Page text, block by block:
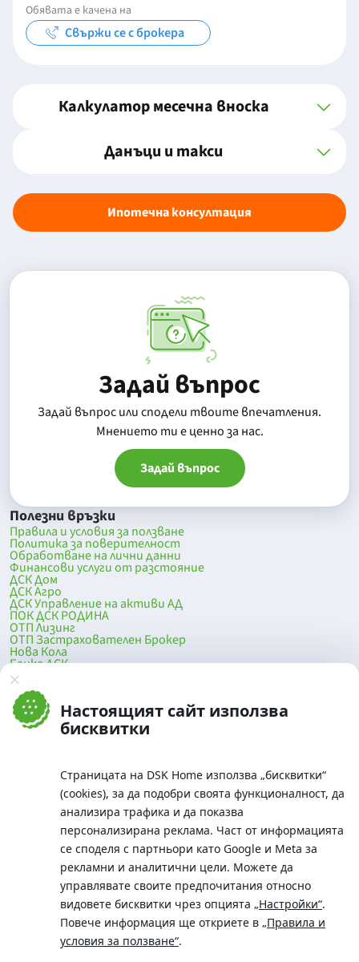
Настоящият сайт използва
бисквитки
Страницата на DSK Home използва „бисквитки“
(cookies), за да подобри своята функционалност, да
анализира трафика и да показва
персонализирана реклама. Част от информацията
се споделя с партньори като Google и Meta за
рекламни и аналитични цели. Можете да
управлявате своите предпочитания относно
видовете бисквитки чрез опцията „Настройки“.
Повече информация ще откриете в „Правила и
условия за ползване“.
Обявата е качена на
Свържи се с брокера
Калкулатор месечна вноска
Данъци и такси
Ипотечна консултация
Задай въпрос
Задай въпрос или сподели твоите впечатления.
Mнението ти е ценно за нас.
Задай въпрос
Полезни връзки
Правила и условия за ползване
Политика за поверителност
Обработване на лични данни
Финансови услуги от разстояние
ДСК Дом
ДСК Агро
ДСК Управление на активи АД
ПОК ДСК РОДИНА
ОТП Лизинг
ОТП Застрахователен Брокер
Нова Кола
Банка ДСК
DSK Mobile
Оферти за продажба от Банка ДСК
Клонова мрежа и банкомати
До началото на страницата
Телефон:
0700 10 375 / *2375
Московска No.19 / ул. Г. Бенковски No. 5, София 1036
SWIFT/BIC: